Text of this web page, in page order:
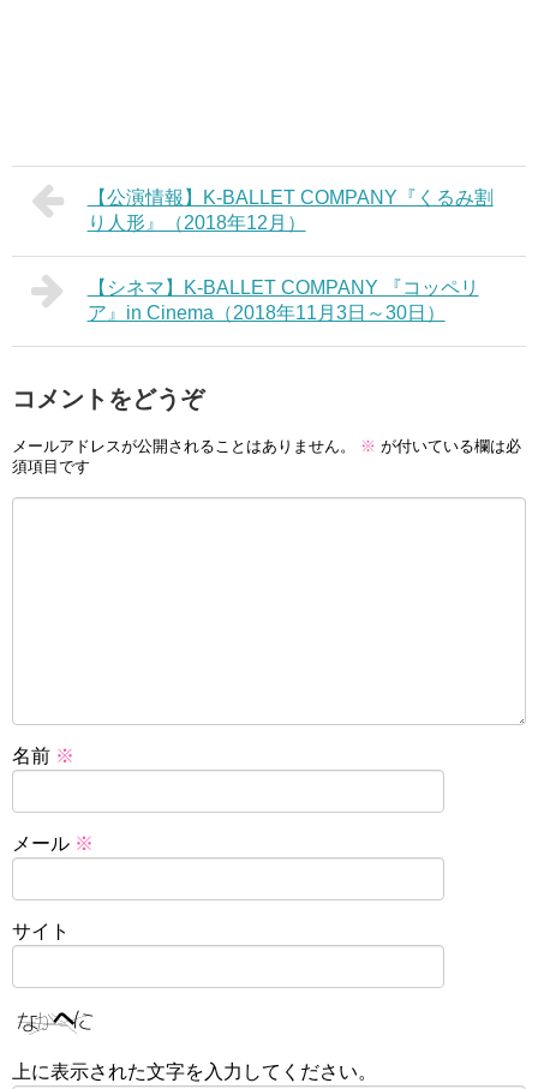
【公演情報】K-BALLET COMPANY『くるみ割
り人形』（2018年12月）
【シネマ】K-BALLET COMPANY 『コッペリ
ア』in Cinema（2018年11月3日～30日）
コメントをどうぞ
メールアドレスが公開されることはありません。 ※ が付いている欄は必
須項目です
名前 ※
メール ※
サイト
上に表示された文字を入力してください。